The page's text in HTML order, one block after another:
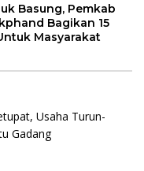
Basung, Pemkab
Bagikan 15
Masyarakat
Usaha Turun-
Gadang